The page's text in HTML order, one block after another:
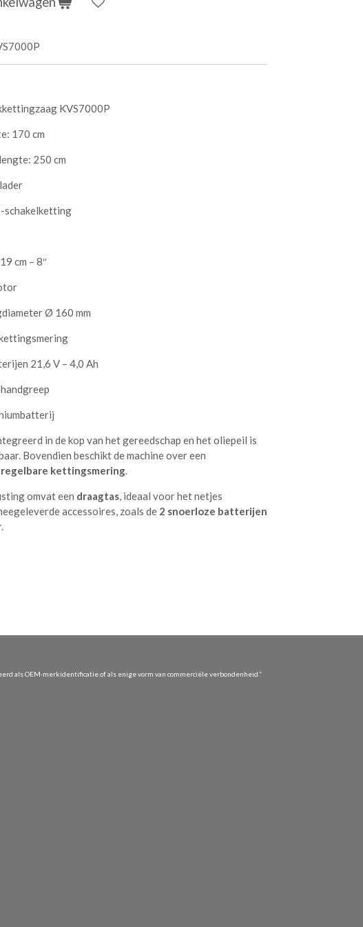
KVS7000P
170 cm
250 cm
schakelketting
cm – 8″
Ø 160 mm
21,6 V – 4,0 Ah
in de kop van het gereedschap en het oliepeil is
Bovendien beschikt de machine over een
kettingsmering.
omvat een draagtas, ideaal voor het netjes
accessoires, zoals de 2 snoerloze batterijen
.
als OEM-merkidentificatie of als enige vorm van commerciële verbondenheid.”